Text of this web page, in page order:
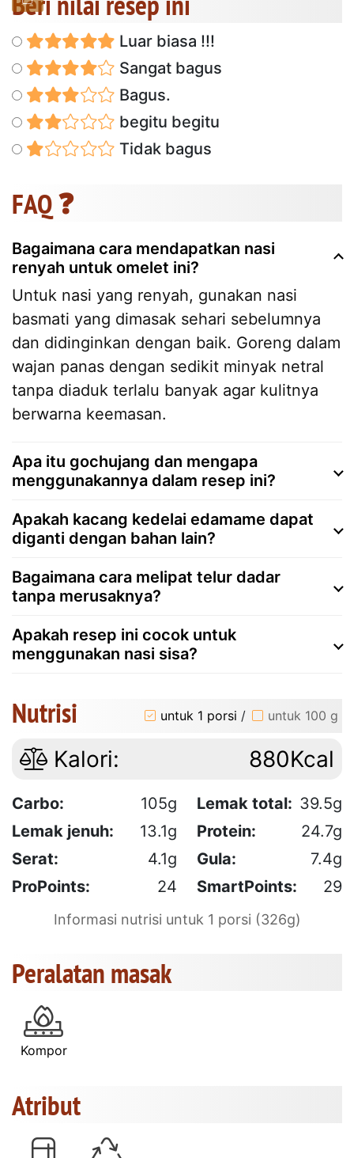
Luar biasa !!!
Sangat bagus
Bagus.
begitu begitu
Tidak bagus
FAQ ❓
Bagaimana cara mendapatkan nasi
renyah untuk omelet ini?
Untuk nasi yang renyah, gunakan nasi
basmati yang dimasak sehari sebelumnya
dan didinginkan dengan baik. Goreng dalam
wajan panas dengan sedikit minyak netral
tanpa diaduk terlalu banyak agar kulitnya
berwarna keemasan.
Apa itu gochujang dan mengapa
menggunakannya dalam resep ini?
Apakah kacang kedelai edamame dapat
diganti dengan bahan lain?
Bagaimana cara melipat telur dadar
tanpa merusaknya?
Apakah resep ini cocok untuk
menggunakan nasi sisa?
Nutrisi untuk 1 porsi / untuk 100 g
Kalori: 880Kcal
Carbo: 105g Lemak total: 39.5g
Lemak jenuh:
13.1g Protein:
24.7g
Serat:
4.1g Gula:
7.4g
ProPoints:
24 SmartPoints: 29
Informasi nutrisi untuk 1 porsi (326g)
Peralatan masak
Kompor
Atribut